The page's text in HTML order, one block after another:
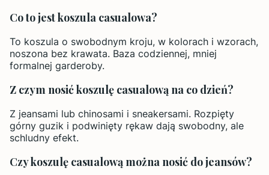
Co to jest koszula casualowa?
To koszula o swobodnym kroju, w kolorach i wzorach,
noszona bez krawata. Baza codziennej, mniej
formalnej garderoby.
Z czym nosić koszulę casualową na co dzień?
Z jeansami lub chinosami i sneakersami. Rozpięty
górny guzik i podwinięty rękaw dają swobodny, ale
schludny efekt.
Czy koszulę casualową można nosić do jeansów?